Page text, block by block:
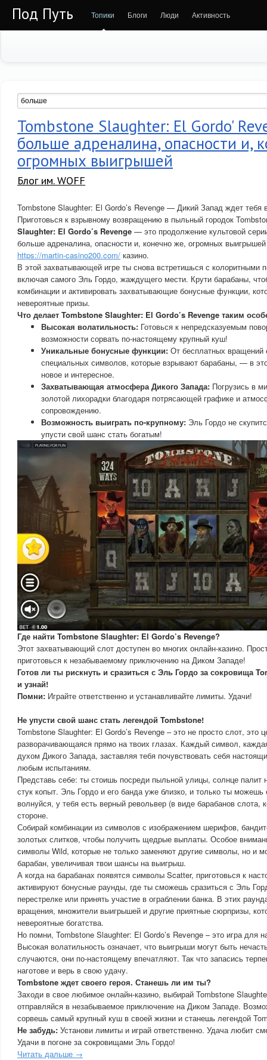
Под Путь Топики Блоги Люди Активность
Tombstone Slaughter: El Gordo'
больше адреналина, опасности и,
огромных выигрышей
Блог им. WOFF
Tombstone Slaughter: El Gordo’s Revenge — Дикий Запад ждет тебя
Приготовься к взрывному возвращению в пыльный городок
Slaughter: El Gordo’s Revenge — это продолжение культовой
больше адреналина, опасности и, конечно же, огромных
https://martin-casino200.com/ казино.
В этой захватывающей игре ты снова встретишься с колоритными
включая самого Эль Гордо, жаждущего мести. Крути барабаны,
комбинации и активировать захватывающие бонусные функции,
невероятные призы.
Что делает Tombstone Slaughter: El Gordo’s Revenge таким
Высокая волатильность: Готовься к непредсказуемым
возможности сорвать по-настоящему крупный куш!
Уникальные бонусные функции: От бесплатных
специальных символов, которые взрывают барабаны, — в
новое и интересное.
Захватывающая атмосфера Дикого Запада: Погрузись в
золотой лихорадки благодаря потрясающей графике и
сопровождению.
Возможность выиграть по-крупному: Эль Гордо не
упусти свой шанс стать богатым!
Где найти Tombstone Slaughter: El Gordo’s Revenge?
Этот захватывающий слот доступен во многих онлайн-казино.
приготовься к незабываемому приключению на Диком Западе!
Готов ли ты рискнуть и сразиться с Эль Гордо за сокровища
и узнай!
Помни: Играйте ответственно и устанавливайте лимиты. Удачи!
Не упусти свой шанс стать легендой Tombstone!
Tombstone Slaughter: El Gordo’s Revenge – это не просто слот, это
разворачивающаяся прямо на твоих глазах. Каждый символ,
духом Дикого Запада, заставляя тебя почувствовать себя
любым испытаниям.
Представь себе: ты стоишь посреди пыльной улицы, солнце
стук копыт. Эль Гордо и его банда уже близко, и только ты можешь
волнуйся, у тебя есть верный револьвер (в виде барабанов слота,
стороне.
Собирай комбинации из символов с изображением шерифов,
золотых слитков, чтобы получить щедрые выплаты. Особое
символы Wild, которые не только заменяют другие символы, но и
барабан, увеличивая твои шансы на выигрыш.
А когда на барабанах появятся символы Scatter, приготовься к
активируют бонусные раунды, где ты сможешь сразиться с Эль
перестрелке или принять участие в ограблении банка. В этих
вращения, множители выигрышей и другие приятные сюрпризы,
невероятные богатства.
Но помни, Tombstone Slaughter: El Gordo’s Revenge – это игра для
Высокая волатильность означает, что выигрыши могут быть
случаются, они по-настоящему впечатляют. Так что запасись
наготове и верь в свою удачу.
Tombstone ждет своего героя. Станешь ли им ты?
Заходи в свое любимое онлайн-казино, выбирай Tombstone
отправляйся в незабываемое приключение на Диком Западе.
сорвешь самый крупный куш в своей жизни и станешь легендой
Не забудь: Установи лимиты и играй ответственно. Удача любит
Удачи в погоне за сокровищами Эль Гордо!
Читать дальше →